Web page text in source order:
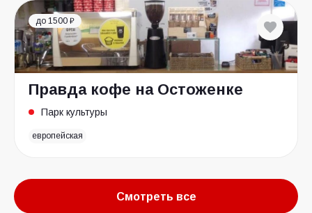
до 1500 ₽
Правда кофе на Остоженке
Парк культуры
европейская
Смотреть все